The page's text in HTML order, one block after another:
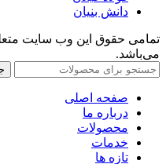
دانش بنیان
تمامی حقوق این وب سایت
می‌باشد.
صفحه اصلی
درباره ما
محصولات
خدمات
تازه ها